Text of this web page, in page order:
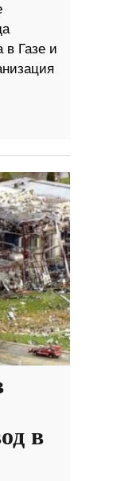
Газе и
в